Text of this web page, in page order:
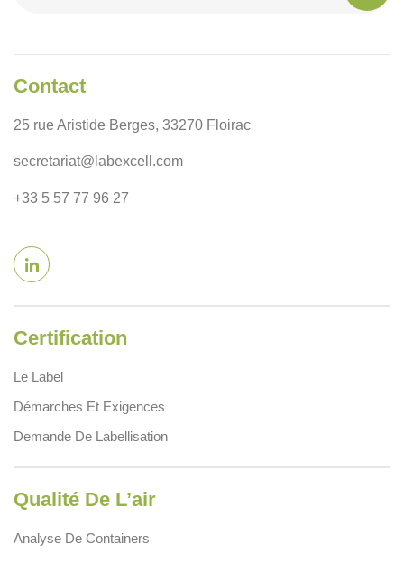
Contact
25 rue Aristide Berges, 33270 Floirac
secretariat@labexcell.com
+33 5 57 77 96 27
Certification
Le Label
Démarches Et Exigences
Demande De Labellisation
Qualité De L’air
Analyse De Containers